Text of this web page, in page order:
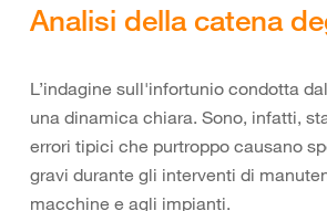
Analisi della catena
L’indagine sull'infortunio condotta
una dinamica chiara. Sono, infatti,
errori tipici che purtroppo causano
gravi durante gli interventi di
macchine e agli impianti.